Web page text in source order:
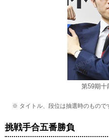
第59期十
※ タイトル、段位は抽選時のもので
挑戦手合五番勝負